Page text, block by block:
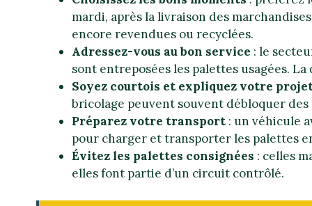
mardi, après la livraison des
encore revendues ou recyclées.
Adressez-vous au bon service : le
sont entreposées les palettes usagées.
Soyez courtois et expliquez votre
bricolage peuvent souvent débloquer
Préparez votre transport : un véhicule
pour charger et transporter les palettes
Évitez les palettes consignées : celles
elles font partie d’un circuit contrôlé.